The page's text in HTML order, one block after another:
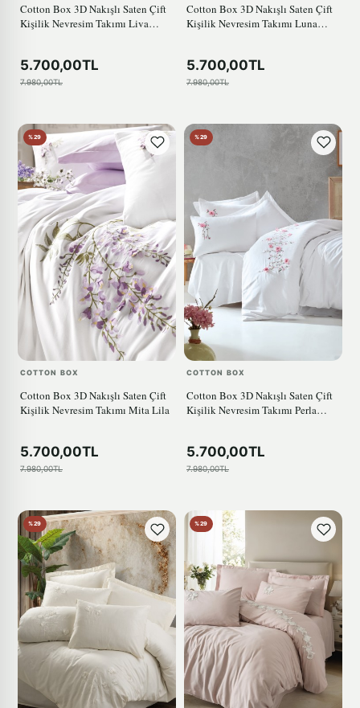
Cotton Box 3D Nakışlı Saten Çift
Kişilik Nevresim Takımı Liva
5.700,00TL
7.980,00TL
Cotton Box 3D Nakışlı Saten Çift
Kişilik Nevresim Takımı Luna
5.700,00TL
7.980,00TL
%29
COTTON BOX
Cotton Box 3D Nakışlı Saten Çift
Kişilik Nevresim Takımı Mita Lila
5.700,00TL
7.980,00TL
%29
COTTON BOX
Cotton Box 3D Nakışlı Saten Çift
Kişilik Nevresim Takımı Perla
5.700,00TL
7.980,00TL
%29 %29